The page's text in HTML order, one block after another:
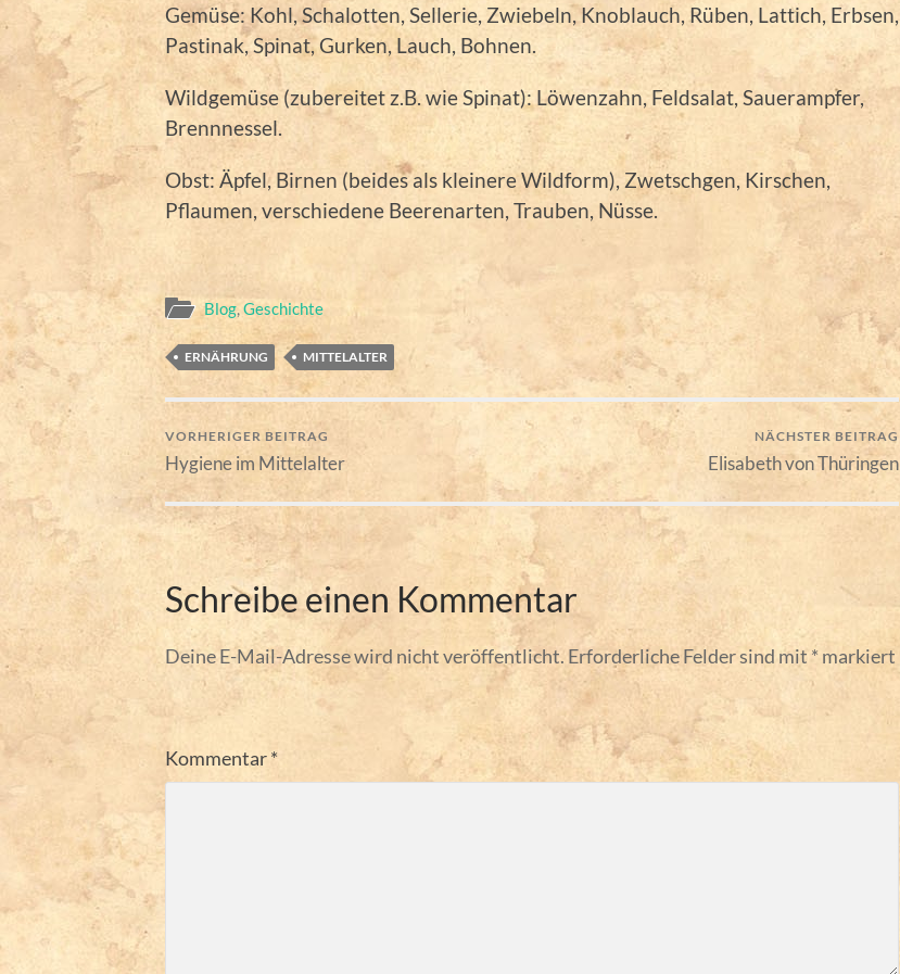
Gemüse: Kohl, Schalotten, Sellerie, Zwiebeln, Knoblauch, Rüben, Lattich, Erbsen,
Pastinak, Spinat, Gurken, Lauch, Bohnen.
Wildgemüse (zubereitet z.B. wie Spinat): Löwenzahn, Feldsalat, Sauerampfer,
Brennnessel.
Obst: Äpfel, Birnen (beides als kleinere Wildform), Zwetschgen, Kirschen,
Pflaumen, verschiedene Beerenarten, Trauben, Nüsse.
Blog,Geschichte
ERNÄHRUNG MITTELALTER
VORHERIGER BEITRAG
Hygiene im Mittelalter
NÄCHSTER BEITRAG
Elisabeth von Thüringen
Schreibe einen Kommentar
Deine E-Mail-Adresse wird nicht veröffentlicht. Erforderliche Felder sind mit * markiert
Kommentar*